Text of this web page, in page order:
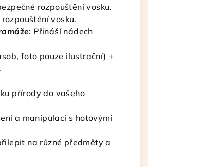
rozpouštění vosku.
vosku.
: Přináší nádech
foto pouze ilustrační) +
přírody do vašeho
a manipulaci s hotovými
na různé předměty a